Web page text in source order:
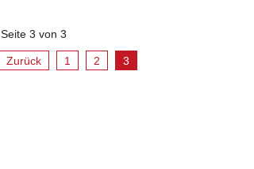
Seite 3 von 3
Zurück 1 2 3